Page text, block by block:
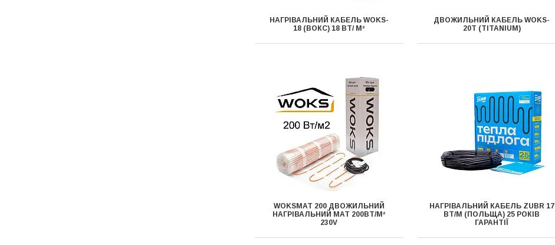
НАГРІВАЛЬНИЙ КАБЕЛЬ WOKS-
18 (ВОКС) 18 ВТ/ М²
ДВОЖИЛЬНИЙ КАБЕЛЬ WOKS-
20T (TITANIUM)
WOKSMAT 200 ДВОЖИЛЬНИЙ
НАГРІВАЛЬНИЙ МАТ 200ВТ/М²
230V
НАГРІВАЛЬНИЙ КАБЕЛЬ ZUBR 17
ВТ/М (ПОЛЬЩА) 25 РОКІВ
ГАРАНТІЇ